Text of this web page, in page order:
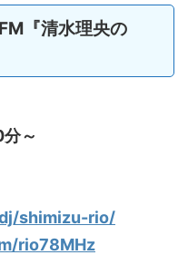
『清水理央の
～
shimizu-rio/
rio78MHz